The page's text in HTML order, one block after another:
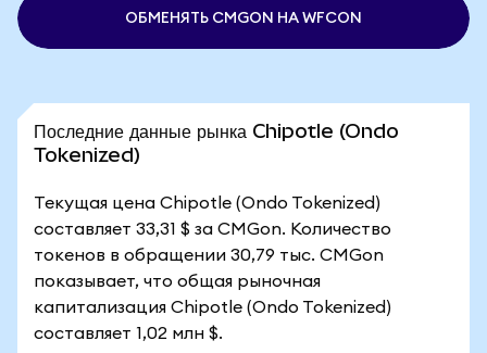
ОБМЕНЯТЬ CMGON НА WFCON
Последние данные рынка Chipotle (Ondo
Tokenized)
Текущая цена Chipotle (Ondo Tokenized)
составляет 33,31 $ за CMGon. Количество
токенов в обращении 30,79 тыс. CMGon
показывает, что общая рыночная
капитализация Chipotle (Ondo Tokenized)
составляет 1,02 млн $.